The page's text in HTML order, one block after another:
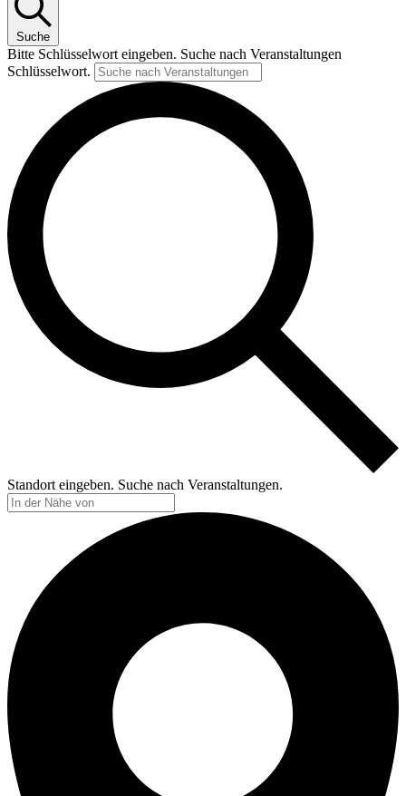
Suche
Bitte Schlüsselwort eingeben. Suche nach Veranstaltungen
Schlüsselwort.
Standort eingeben. Suche nach Veranstaltungen.